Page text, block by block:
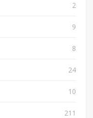
2
9
8
24
10
211